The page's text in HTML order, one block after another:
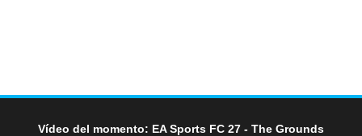
Vídeo del momento: EA Sports FC 27 - The Grounds